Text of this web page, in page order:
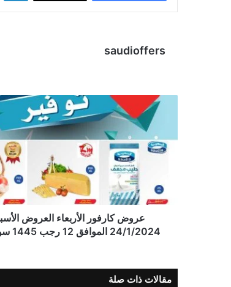
saudioffers
عروض كارفور الأربعاء العروض
24/1/2024 الموافق 12 رجب 1445 سوبر توفير
مقالات ذات صلة